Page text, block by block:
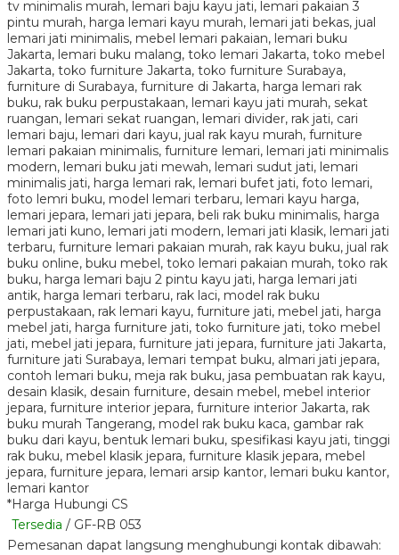
*Harga Hubungi CS
Tersedia / GF-RB 053
Pemesanan dapat langsung menghubungi kontak dibawah: